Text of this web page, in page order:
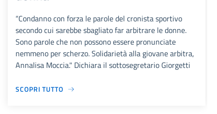
“Condanno con forza le parole del cronista sportivo
secondo cui sarebbe sbagliato far arbitrare le donne.
Sono parole che non possono essere pronunciate
nemmeno per scherzo. Solidarietà alla giovane arbitra,
Annalisa Moccia." Dichiara il sottosegretario Giorgetti
SCOPRI TUTTO